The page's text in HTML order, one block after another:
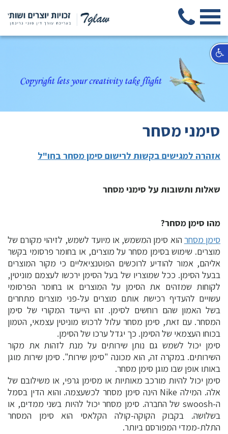
סימני מסחר
אזהרה למגישים בקשות לרישום סימן מסחר בחו"ל
שאלות ותשובות על סימני מסחר
מהו סימן מסחר?
סימן מסחרהוא סימן המשמש, או מיועד לשמש, לזיהוי מקורם של
מוצרים. שימוש בסימן מסחר על מוצרים, או בחומר פרסומי בקשר
אליהם, אמור להודיע לרוכשים הפוטנציאליים כי מקור המוצרים
בבעל הסימן. ככל שמוצריו של בעל הסימן ירכשו לעצמם מוניטין,
לקוחות שמזהים את הסימן על המוצרים או בחומר הפרסומי
עשויים להעדיף רכישת אותם מוצרים על-פני מוצרים מתחרים
בשל האמון שהם רוחשים לסימן. זהו הייעוד המקורי של סימן
המסחר. עם זאת, סימן מסחר עלול לרכוש מוניטין עצמאי, הטמון
בכוחו העצמאי של הסימן. כך יגדל ערכו של הסימן.
סימן יכול לשמש גם נותן שירותים על מנת לזהות את מקור
השירותים. במקרה זה, הוא מכונה "סימן שירות". סימן שירות מוגן
באותו אופן שבו מוגן סימן מסחר.
סימן יכול להיות מורכב מאותיות או מסימן גרפי, או משילובם של
אלה. המילה Nike הינה סימן מסחר לכשעצמה. והוא הדין בסמל
ה-swoosh של החברה. סימן מסחר יכול להיות בשני ממדים, או
בשלושה. בקבוק הקוקה-קולה הקלאסי הוא סימן המסחר
התלת-ממדי המפורסם ביותר.